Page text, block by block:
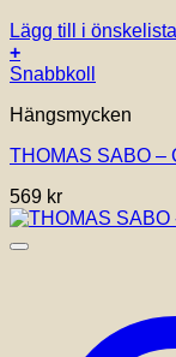
Lägg till i
+
Snabbkoll
Hängsmycken
THOMAS SABO –
569 kr